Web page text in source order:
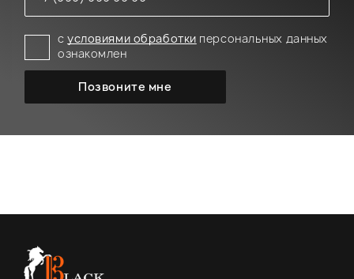
сусловиями обработки персональных данных
ознакомлен